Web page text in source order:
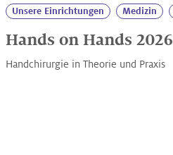
Unsere Einrichtungen Medizin
Hands on Hands 2026
Handchirurgie in Theorie und Praxis